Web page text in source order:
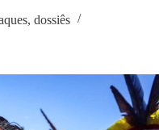
, dossiês